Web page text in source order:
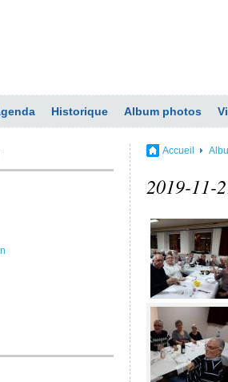
Historique Album photos
Accueil
2019-11-